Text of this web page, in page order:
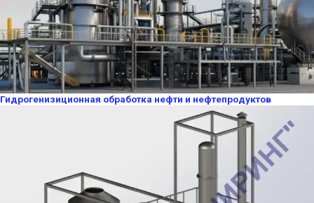
Гидрогенизиционная обработка нефти и нефтепродуктов